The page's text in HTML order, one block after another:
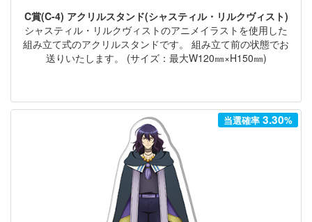
C賞(C-4) アクリルスタンド(シャスティル・リルクヴィスト)
シャスティル・リルクヴィストのアニメイラストを使用した
組み立て式のアクリルスタンドです。 組み立て前の状態でお
送りいたします。 (サイズ：最大W120㎜×H150㎜)
当選確率3.30%